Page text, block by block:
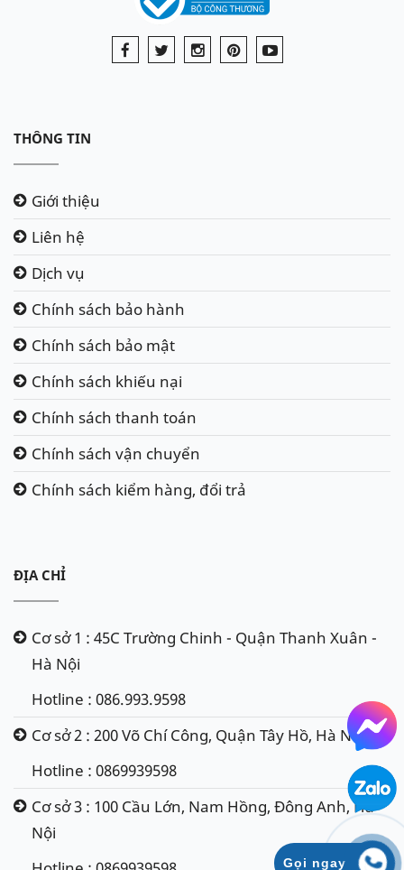
THÔNG TIN
Giới thiệu
Liên hệ
Dịch vụ
Chính sách bảo hành
Chính sách bảo mật
Chính sách khiếu nại
Chính sách thanh toán
Chính sách vận chuyển
Chính sách kiểm hàng, đổi trả
ĐỊA CHỈ
Cơ sở 1 : 45C Trường Chinh - Quận Thanh Xuân -
Hà Nội
Hotline : 086.993.9598
Cơ sở 2 : 200 Võ Chí Công, Quận Tây Hồ, Hà Nội
Hotline : 0869939598
Cơ sở 3 : 100 Cầu Lớn, Nam Hồng, Đông Anh, Hà
Nội
Gọi ngay